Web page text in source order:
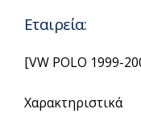
Εταιρεία:
[VW POLO 1999-
Χαρακτηριστικά